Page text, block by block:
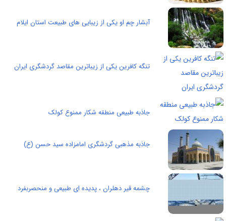
آبشار چم او يکی از زيبايی های طبيعت استان ايلام
تنگه کافرین یکی از زیباترین مقاصد گردشگری ایران
جاذبه طبیعی منطقه شکار ممنوع کولک
جاذبه مذهبی گردشگری امامزاده سید حسن (ع)
چشمه قیر دهلران ، پدیده ای طبیعی و منحصربفرد